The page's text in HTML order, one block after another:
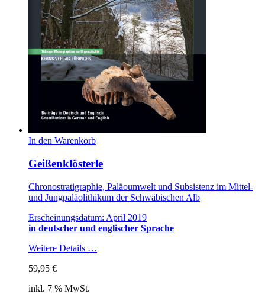
In den Warenkorb
Geißenklösterle
Chronostratigraphie, Paläoumwelt und Subsistenz im Mittel-
und Jungpaläolithikum der Schwäbischen Alb
Erscheinungsdatum: April 2019
in deutscher und englischer Sprache
Weitere Details …
59,95 €
inkl. 7 % MwSt.